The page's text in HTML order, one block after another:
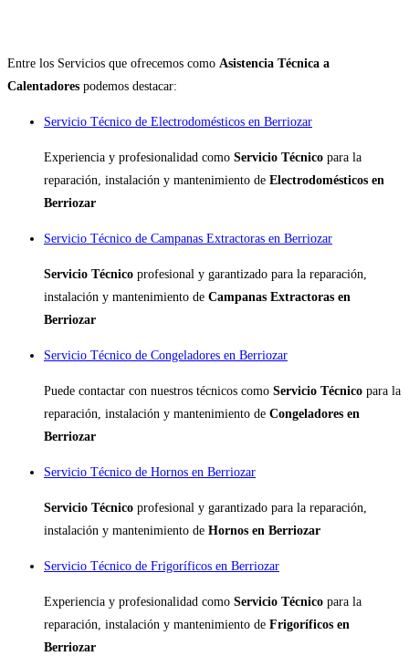
Entre los Servicios que ofrecemos como Asistencia Técnica a
Calentadores podemos destacar:
Servicio Técnico de Electrodomésticos en Berriozar
Experiencia y profesionalidad como Servicio Técnico para la
reparación, instalación y mantenimiento de Electrodomésticos en
Berriozar
Servicio Técnico de Campanas Extractoras en Berriozar
Servicio Técnico profesional y garantizado para la reparación,
instalación y mantenimiento de Campanas Extractoras en
Berriozar
Servicio Técnico de Congeladores en Berriozar
Puede contactar con nuestros técnicos como Servicio Técnico para la
reparación, instalación y mantenimiento de Congeladores en
Berriozar
Servicio Técnico de Hornos en Berriozar
Servicio Técnico profesional y garantizado para la reparación,
instalación y mantenimiento de Hornos en Berriozar
Servicio Técnico de Frigoríficos en Berriozar
Experiencia y profesionalidad como Servicio Técnico para la
reparación, instalación y mantenimiento de Frigoríficos en
Berriozar